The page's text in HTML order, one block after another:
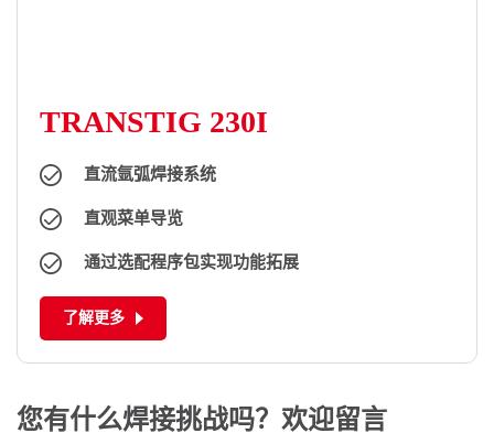
TRANSTIG 230I
直流氩弧焊接系统
直观菜单导览
通过选配程序包实现功能拓展
了解更多
您有什么焊接挑战吗？欢迎留言